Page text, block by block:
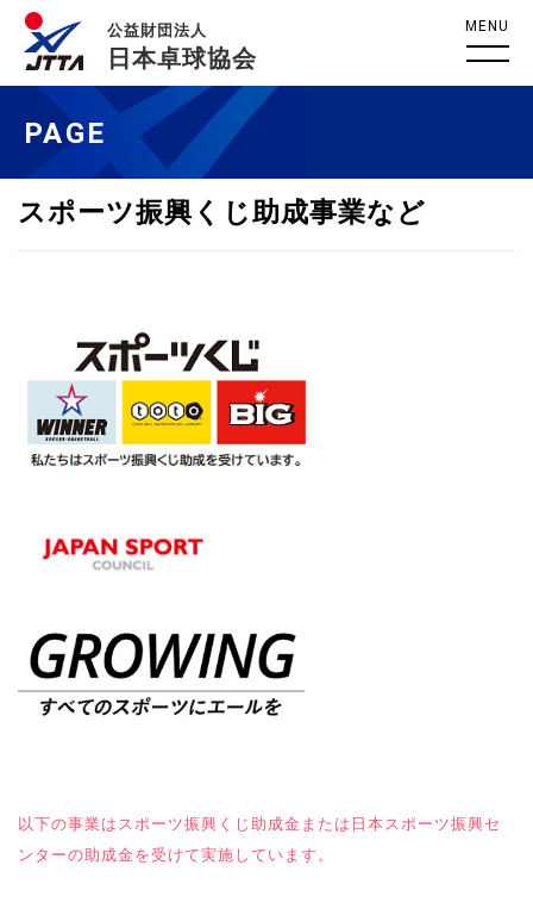
公益財団法人
日本卓球協会
MENU
PAGE
スポーツ振興くじ助成事業など
以下の事業はスポーツ振興くじ助成金または日本スポーツ振興セ
ンターの助成金を受けて実施しています。